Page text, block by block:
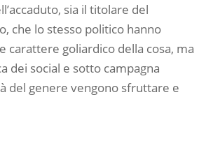
sia il titolare del
che lo stesso politico hanno
carattere goliardico della cosa, ma
dei social e sotto campagna
del genere vengono sfruttare e